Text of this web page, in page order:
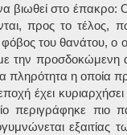
βιωθεί στο
προς το τέλος,
του θανάτου, ο
με την
πληρότητα η οποία
έχει
περιγράφηκε